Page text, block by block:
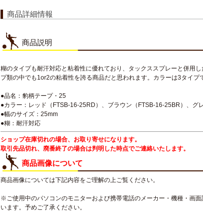
商品詳細情報
商品説明
糊のタイプも耐汗対応と粘着性に優れており、タックススプレーと併用
プ類の中でも1or2の粘着性を誇る商品だと思われます。カラーは3タイプ
●品名：豹柄テープ・25
●カラー：レッド（FTSB-16-25RD）、ブラウン（FTSB-16-25BR）、グ
●幅のサイズ：25mm
●糊：耐汗対応
ショップ在庫切れの場合、お取り寄せになります。
取引先品切れ、廃番終了の場合は判明した時点でご連絡いたします。
商品画像について
商品画像については下記内容をご理解の上ご覧ください。
※ご使用中のパソコンのモニターおよび携帯電話のメーカー・機種・画
います。予めご了承ください。